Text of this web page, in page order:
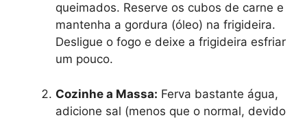
queimados. Reserve os cubos de carne e
mantenha a gordura (óleo) na frigideira.
Desligue o fogo e deixe a frigideira esfriar
um pouco.
Cozinhe a Massa: Ferva bastante água,
adicione sal (menos que o normal, devido